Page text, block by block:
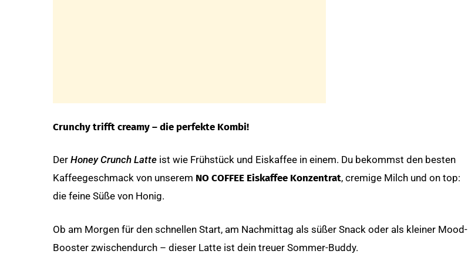
Crunchy trifft creamy – die perfekte Kombi!
DerHoney Crunch Latte ist wie Frühstück und Eiskaffee in einem. Du bekommst den besten
Kaffeegeschmack von unserem NO COFFEE Eiskaffee Konzentrat, cremige Milch und on top:
die feine Süße von Honig.
Ob am Morgen für den schnellen Start, am Nachmittag als süßer Snack oder als kleiner Mood-
Booster zwischendurch – dieser Latte ist dein treuer Sommer-Buddy.